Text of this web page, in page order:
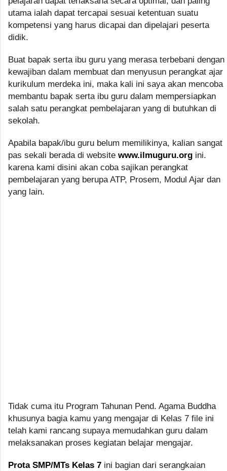
utama ialah dapat tercapai sesuai ketentuan suatu
kompetensi yang harus dicapai dan dipelajari peserta
didik.
Buat bapak serta ibu guru yang merasa terbebani dengan
kewajiban dalam membuat dan menyusun perangkat ajar
kurikulum merdeka ini, maka kali ini saya akan mencoba
membantu bapak serta ibu guru dalam mempersiapkan
salah satu perangkat pembelajaran yang di butuhkan di
sekolah.
Apabila bapak/ibu guru belum memilikinya, kalian sangat
pas sekali berada di website www.ilmuguru.org ini.
karena kami disini akan coba sajikan perangkat
pembelajaran yang berupa ATP, Prosem, Modul Ajar dan
yang lain.
Tidak cuma itu Program Tahunan Pend. Agama Buddha
khusunya bagia kamu yang mengajar di Kelas 7 file ini
telah kami rancang supaya memudahkan guru dalam
melaksanakan proses kegiatan belajar mengajar.
Prota SMP/MTs Kelas 7 ini bagian dari serangkaian